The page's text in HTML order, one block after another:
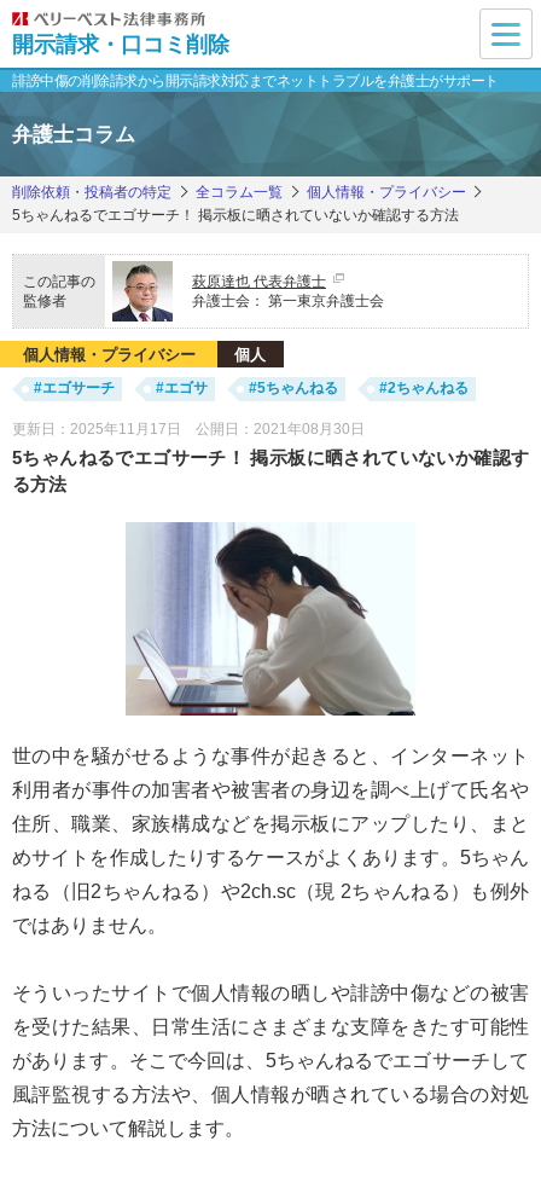
開示請求・口コミ削除
誹謗中傷の削除請求から開示請求対応までネットトラブルを弁護士がサポート
弁護士コラム
削除依頼・投稿者の特定 全コラム一覧
個人情報・プライバシー
5ちゃんねるでエゴサーチ！ 掲示板に晒されていないか確認する方法
この記事の
監修者
萩原達也 代表弁護士
弁護士会： 第一東京弁護士会
個人情報・プライバシー 個人
更新日：2025年11月17日 公開日：2021年08月30日
5ちゃんねるでエゴサーチ！ 掲示板に晒されていないか確認す
る方法
世の中を騒がせるような事件が起きると、インターネット
利用者が事件の加害者や被害者の身辺を調べ上げて氏名や
住所、職業、家族構成などを掲示板にアップしたり、まと
めサイトを作成したりするケースがよくあります。5ちゃん
ねる（旧2ちゃんねる）や2ch.sc（現 2ちゃんねる）も例外
ではありません。
そういったサイトで個人情報の晒しや誹謗中傷などの被害
を受けた結果、日常生活にさまざまな支障をきたす可能性
があります。そこで今回は、5ちゃんねるでエゴサーチして
風評監視する方法や、個人情報が晒されている場合の対処
方法について解説します。
#エゴサーチ #エゴサ #5ちゃんねる #2ちゃんねる